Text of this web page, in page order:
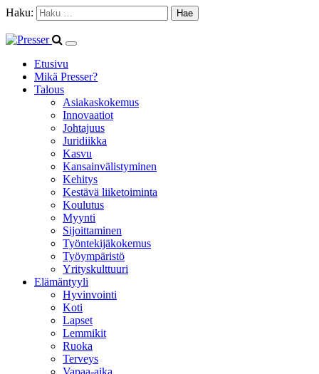
Haku:
Etusivu
Mikä Presser?
Talous
Asiakaskokemus
Innovaatiot
Johtajuus
Juridiikka
Kasvu
Kansainvälistyminen
Kehitys
Kestävä liiketoiminta
Koulutus
Myynti
Sijoittaminen
Työntekijäkokemus
Työympäristö
Yrityskulttuuri
Elämäntyyli
Hyvinvointi
Koti
Lapset
Lemmikit
Ruoka
Terveys
Vapaa-aika